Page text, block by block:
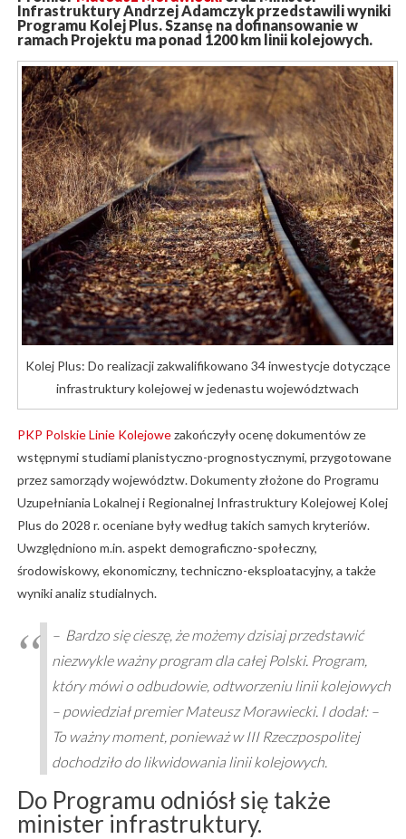
Infrastruktury Andrzej Adamczyk przedstawili wyniki
Programu Kolej Plus. Szansę na dofinansowanie w
ramach Projektu ma ponad 1200 km linii kolejowych.
Kolej Plus: Do realizacji zakwalifikowano 34 inwestycje dotyczące
infrastruktury kolejowej w jedenastu województwach
PKP Polskie Linie Kolejowezakończyły ocenę dokumentów ze
wstępnymi studiami planistyczno-prognostycznymi, przygotowane
przez samorządy województw. Dokumenty złożone do Programu
Uzupełniania Lokalnej i Regionalnej Infrastruktury Kolejowej Kolej
Plus do 2028 r. oceniane były według takich samych kryteriów.
Uwzględniono m.in. aspekt demograficzno-społeczny,
środowiskowy, ekonomiczny, techniczno-eksploatacyjny, a także
wyniki analiz studialnych.
– Bardzo się cieszę, że możemy dzisiaj przedstawić
niezwykle ważny program dla całej Polski. Program,
który mówi o odbudowie, odtworzeniu linii kolejowych
– powiedział premier Mateusz Morawiecki. I dodał: –
To ważny moment, ponieważ w III Rzeczpospolitej
dochodziło do likwidowania linii kolejowych.
Do Programu odniósł się także
minister infrastruktury.